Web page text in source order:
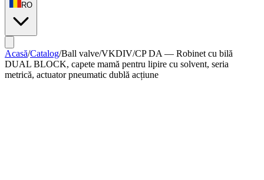
RO
Acasă/Catalog/Ball valve/VKDIV/CP DA — Robinet cu bilă
DUAL BLOCK, capete mamă pentru lipire cu solvent, seria
metrică, actuator pneumatic dublă acțiune